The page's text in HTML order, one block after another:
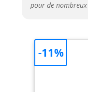
pour de
-11%